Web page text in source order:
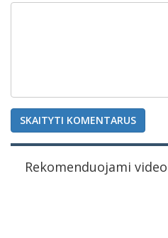
SKAITYTI KOMENTARUS
Rekomenduojami video